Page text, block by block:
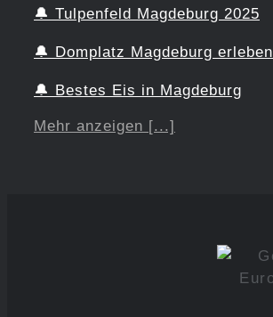
🔔 Tulpenfeld Magdeburg 2025
🔔 Domplatz Magdeburg erleben
🔔 Bestes Eis in Magdeburg
Mehr anzeigen [...]